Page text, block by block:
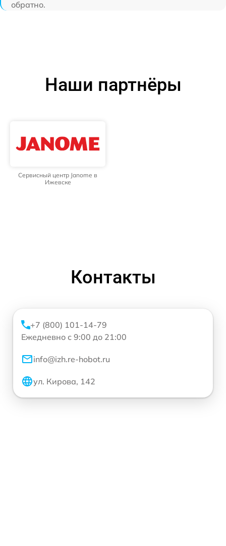
обратно.
Наши партнёры
Сервисный центр Janome в
Ижевске
Контакты
+7 (800) 101-14-79
Ежедневно с 9:00 до 21:00
info@izh.re-hobot.ru
ул. Кирова, 142